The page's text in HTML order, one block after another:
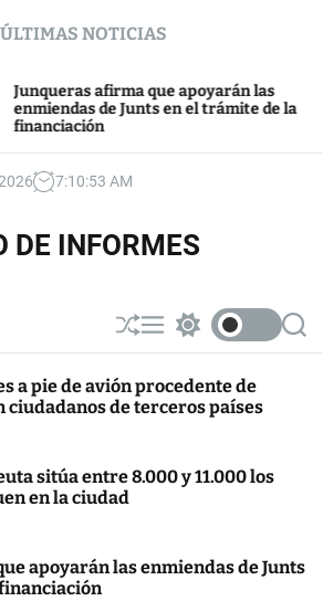
ÚLTIMAS NOTICIAS
afirma que apoyarán las
de Junts en el trámite de la
7:10:54 AM
DE INFORMES
S
h
ff
l
M
e
u
w
t
c
l
d
S
e
a pie de avión procedente de
ciudadanos de terceros países
sitúa entre 8.000 y 11.000 los
en la ciudad
apoyarán las enmiendas de Junts